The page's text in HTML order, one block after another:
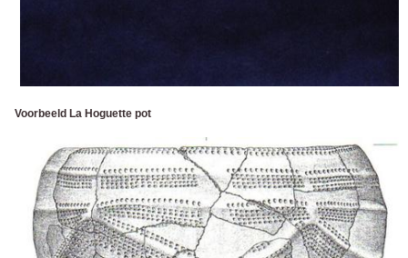
Voorbeeld La Hoguette pot